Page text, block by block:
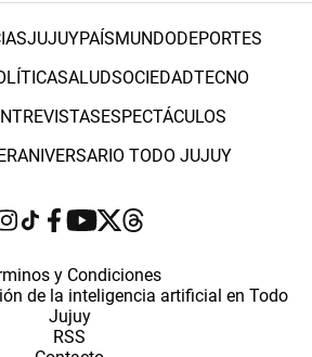
JUJUYPAÍSMUNDODEPORTES
SALUDSOCIEDADTECNO
ESPECTÁCULOS
ANIVERSARIO TODO JUJUY
y Condiciones
de la inteligencia artificial en Todo
Jujuy
RSS